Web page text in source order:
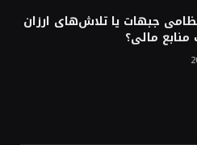
جبهات یا تلاش‌های ارزان
مالی؟